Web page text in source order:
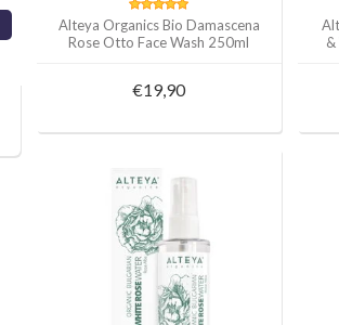
Alteya Organics Bio Damascena
Rose Otto Face Wash 250ml
€19,90